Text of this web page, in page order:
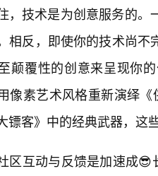
，技术是为创意服务的。
相反，即使你的技术尚
颠覆性的创意来呈现你
像素艺术风格重新演绎
镖客》中的经典武器，这
区互动与反馈是加速成